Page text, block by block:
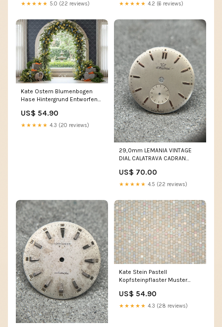
★★★★★ 5.0 (22 reviews) ★★★★★ 4.2 (6 reviews)
Kate Ostern Blumenbogen
Hase Hintergrund Entworfen
tannenbaum
US$ 54.90
★★★★★ 4.3 (20 reviews)
29,0mm LEMANIA VINTAGE
DIAL CALATRAVA CADRAN
REPAIR imported eBay
US$ 70.00
★★★★★ 4.5 (22 reviews)
Kate Stein Pastell
Kopfsteinpflaster Muster
Mini MakeBelieve Fotowand
US$ 54.90
★★★★★ 4.3 (28 reviews)